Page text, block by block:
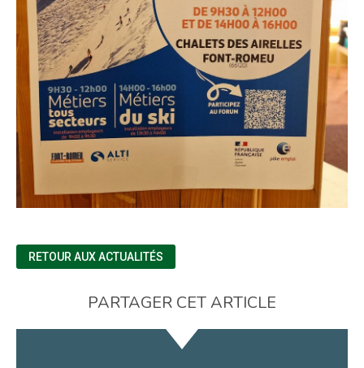
RETOUR AUX ACTUALITÉS
PARTAGER CET ARTICLE